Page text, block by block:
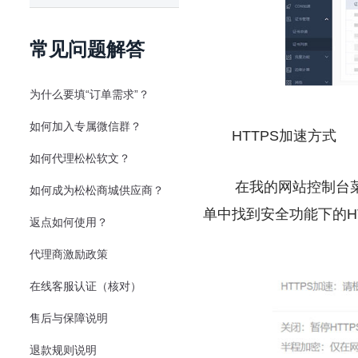
常见问题解答
为什么要填“订单需求”？
如何加入专属微信群？
如何代理松松软文？
如何成为松松商城供应商？
返点如何使用？
代理商激励政策
在线客服认证（核对）
售后与保障说明
退款规则说明
HTTPS加速方式
在我的网站控制台菜
单中找到安全功能下的